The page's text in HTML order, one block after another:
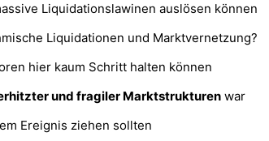
Liquidationslawinen auslösen können
Liquidationen und Marktvernetzung?
hier kaum Schritt halten können
und fragiler Marktstrukturen war
Ereignis ziehen sollten